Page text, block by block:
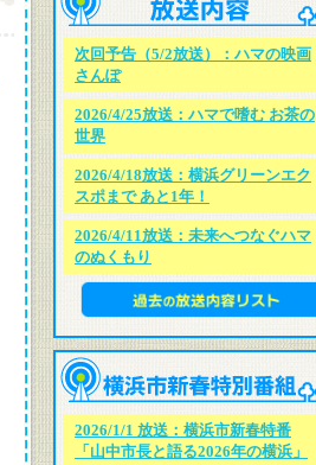
次回予告（5/2放送）：ハマの映画
さんぽ
2026/4/25放送：ハマで嗜む お茶の
世界
2026/4/18放送：横浜グリーンエク
スポまで あと1年！
2026/4/11放送：未来へつなぐハマ
のぬくもり
2026/1/1 放送：横浜市新春特番
「山中市長と語る2026年の横浜」